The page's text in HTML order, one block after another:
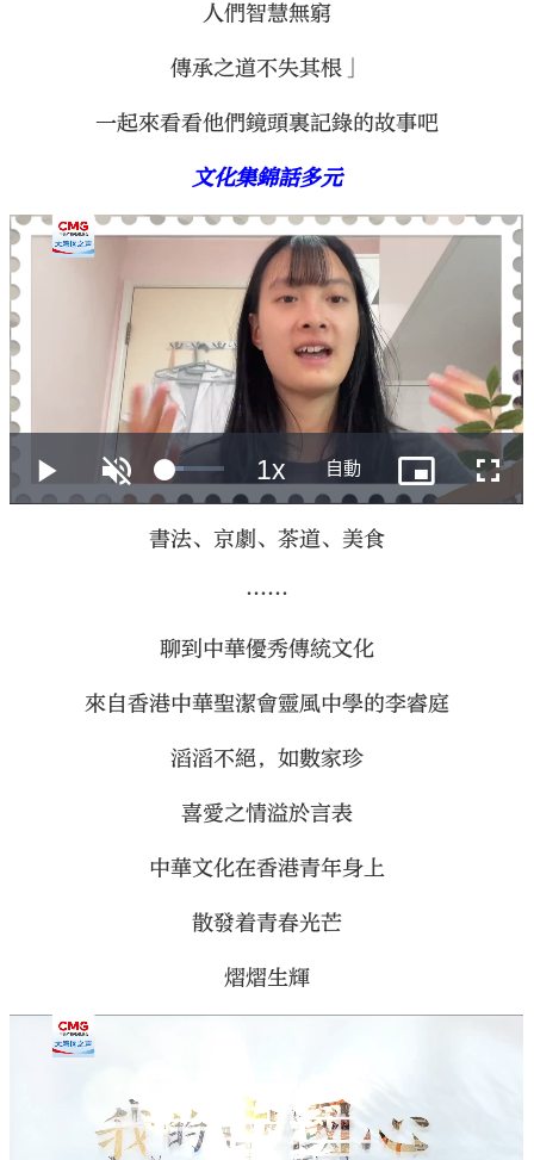
人們智慧無窮
傳承之道不失其根」
一起來看看他們鏡頭裏記錄的故事吧
文化集錦話多元
書法、京劇、茶道、美食
……
聊到中華優秀傳統文化
來自香港中華聖潔會靈風中學的李睿庭
滔滔不絕，如數家珍
喜愛之情溢於言表
中華文化在香港青年身上
散發着青春光芒
熠熠生輝